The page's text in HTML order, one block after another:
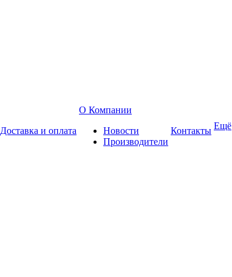
Доставка и оплата
О Компании
Новости
Производители
Контакты Ещё